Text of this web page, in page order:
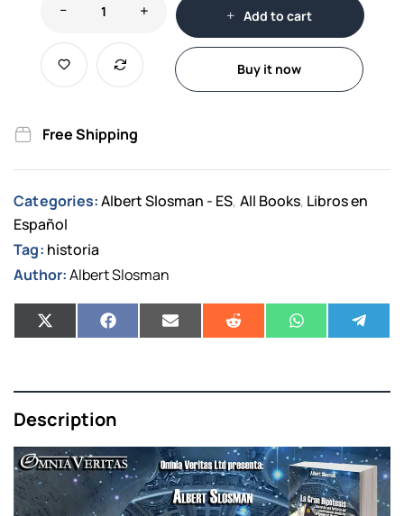
Add to cart
Buy it now
Free Shipping
Categories: Albert Slosman - ES, All Books, Libros en
Español
Tag: historia
Author:Albert Slosman
Description